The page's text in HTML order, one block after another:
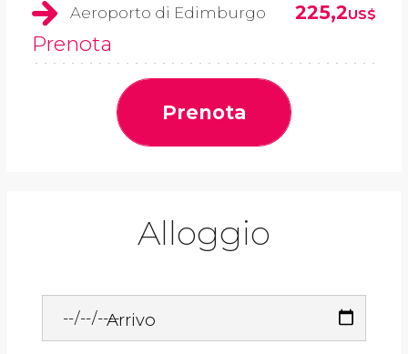
Aeroporto di Edimburgo
225,2US$
Prenota
Prenota
Alloggio
Arrivo